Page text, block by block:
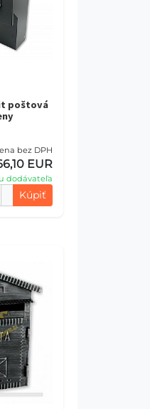
poštová
bez DPH
EUR
dodávateľa
Kúpiť